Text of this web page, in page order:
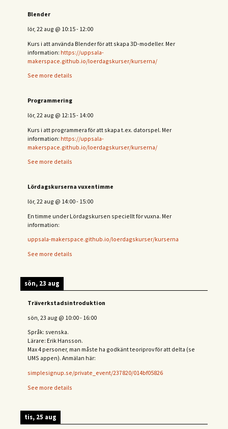
Blender
lör, 22 aug @ 10:15- 12:00
Kurs i att använda Blender för att skapa 3D-modeller. Mer
information: https://uppsala-
makerspace.github.io/loerdagskurser/kurserna/
See more details
Programmering
lör, 22 aug @ 12:15- 14:00
Kurs i att programmera för att skapa t.ex. datorspel. Mer
information: https://uppsala-
makerspace.github.io/loerdagskurser/kurserna/
See more details
Lördagskurserna vuxentimme
lör, 22 aug @ 14:00- 15:00
En timme under Lördagskursen speciellt för vuxna. Mer
information:
uppsala-makerspace.github.io/loerdagskurser/kurserna
See more details
sön, 23 aug
Träverkstadsintroduktion
sön, 23 aug @ 10:00- 16:00
Språk: svenska.
Lärare: Erik Hansson.
Max 4 personer, man måste ha godkänt teoriprov för att delta (se
UMS appen). Anmälan här:
simplesignup.se/private_event/237820/014bf05826
See more details
tis, 25 aug